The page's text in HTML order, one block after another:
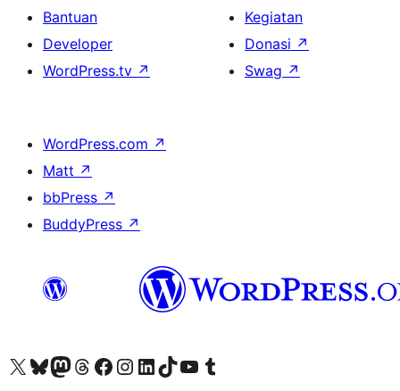
Bantuan
Developer
WordPress.tv ↗
Kegiatan
Donasi ↗
Swag ↗
WordPress.com ↗
Matt ↗
bbPress ↗
BuddyPress ↗
Kunjungi akun X (sebelumnya Twitter) kamiVisit our Bluesky account
Kunjungi akun Mastodon kami
Visit our Threads account
Kunjungi halaman Facebook kamiKunjungi akun Instagram kamiKunjungi akun LinkedIn kami
Visit our TikTok account
Kunjungi channel YouTube kamiVisit our Tumblr account